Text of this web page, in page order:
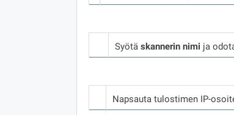
Syötä skannerin nimi ja
Napsauta tulostimen IP-